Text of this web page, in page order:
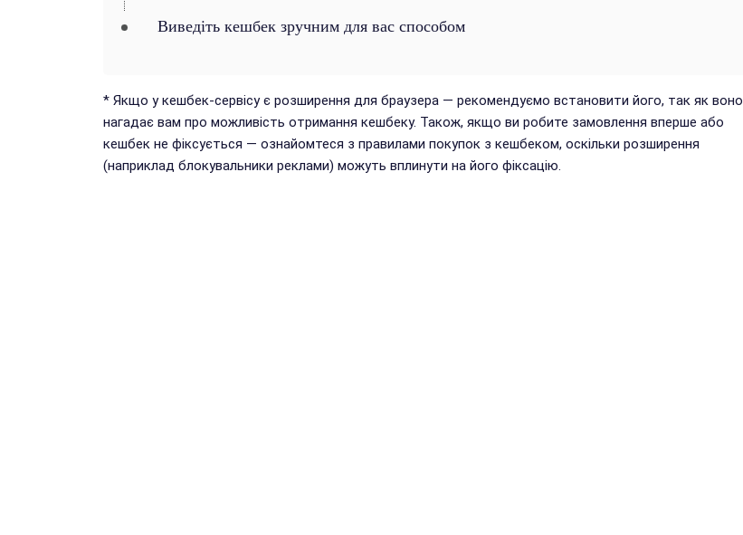
Виведіть кешбек зручним для вас способом
* Якщо у кешбек-сервісу є розширення для браузера — рекомендуємо встановити його, так як воно
нагадає вам про можливість отримання кешбеку. Також, якщо ви робите замовлення вперше або
кешбек не фіксується — ознайомтеся з правилами покупок з кешбеком, оскільки розширення
(наприклад блокувальники реклами) можуть вплинути на його фіксацію.